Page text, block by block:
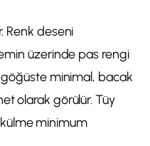
Renk deseni
üzerinde pas rengi
minimal, bacak
olarak görülür. Tüy
minimum